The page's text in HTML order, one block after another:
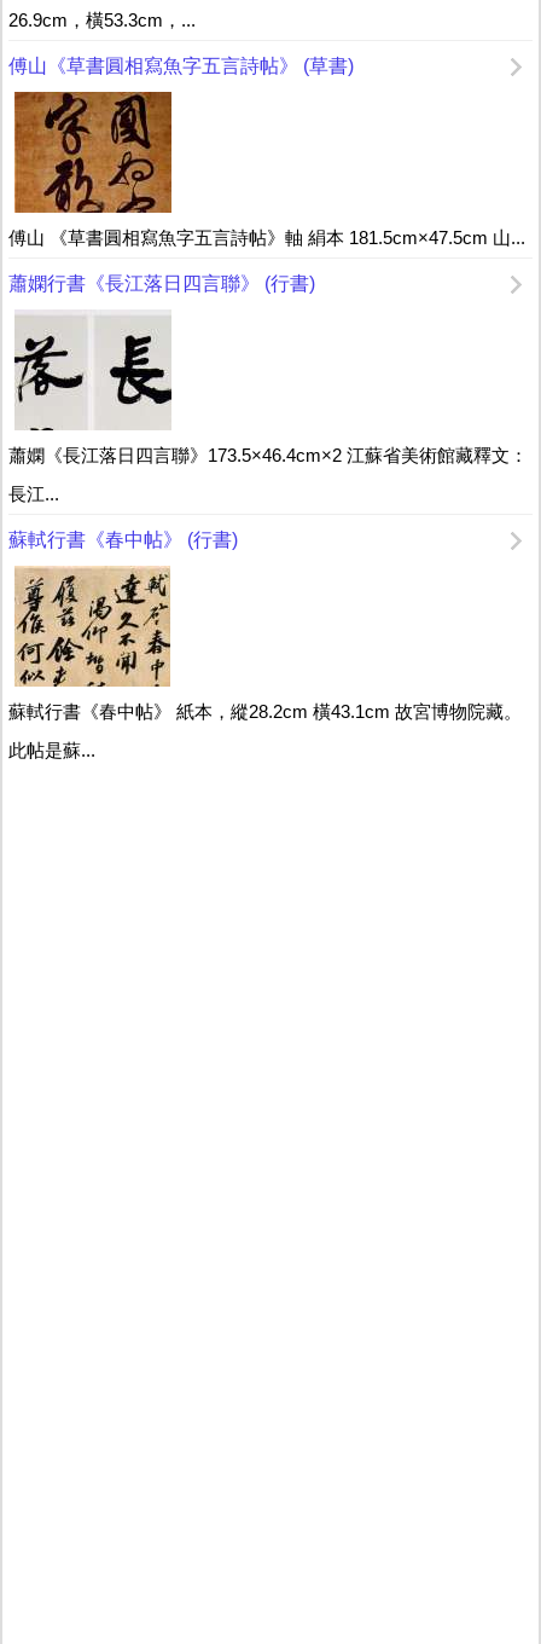
26.9cm，橫53.3cm，...
傅山《草書圓相寫魚字五言詩帖》 (草書)
傅山 《草書圓相寫魚字五言詩帖》軸 絹本 181.5cm×47.5cm 山...
蕭嫻行書《長江落日四言聯》 (行書)
蕭嫻《長江落日四言聯》173.5×46.4cm×2 江蘇省美術館藏釋文：
長江...
蘇軾行書《春中帖》 (行書)
蘇軾行書《春中帖》 紙本，縱28.2cm 橫43.1cm 故宮博物院藏。
此帖是蘇...